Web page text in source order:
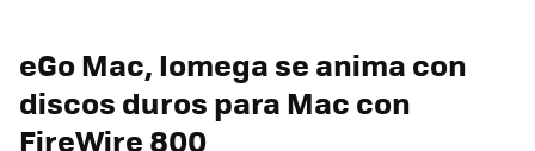
eGo Mac, Iomega se anima con
discos duros para Mac con
FireWire 800